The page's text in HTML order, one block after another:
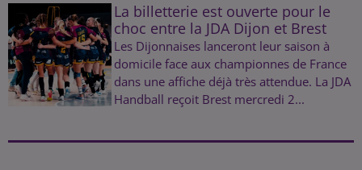
La billetterie est ouverte pour le
choc entre la JDA Dijon et Brest
Les Dijonnaises lanceront leur saison à
domicile face aux championnes de France
dans une affiche déjà très attendue. La JDA
Handball reçoit Brest mercredi 2...